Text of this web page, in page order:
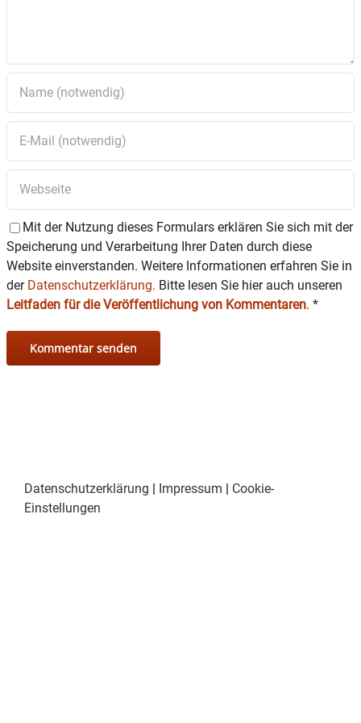
Mit der Nutzung dieses Formulars erklären Sie sich mit der
Speicherung und Verarbeitung Ihrer Daten durch diese
Website einverstanden. Weitere Informationen erfahren Sie in
der Datenschutzerklärung. Bitte lesen Sie hier auch unseren
Leitfaden für die Veröffentlichung von Kommentaren. *
Datenschutzerklärung | Impressum | Cookie-
Einstellungen